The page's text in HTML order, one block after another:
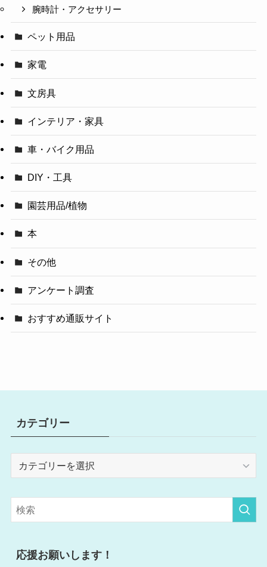
腕時計・アクセサリー
ペット用品
家電
文房具
インテリア・家具
車・バイク用品
DIY・工具
園芸用品/植物
本
その他
アンケート調査
おすすめ通販サイト
カテゴリー
リ
ー
応援お願いします！